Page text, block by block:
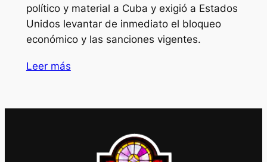
político y material a Cuba y exigió a Estados
Unidos levantar de inmediato el bloqueo
económico y las sanciones vigentes.
Leer más